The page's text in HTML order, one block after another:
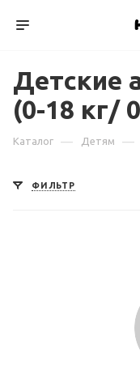
Детские
(0-18 кг/
Каталог — Детям —
ФИЛЬТР